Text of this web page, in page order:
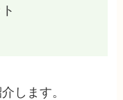
します。